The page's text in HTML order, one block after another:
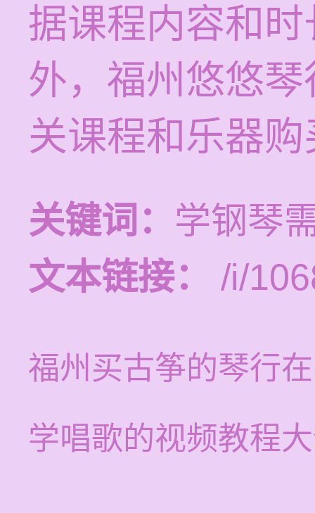
据课程内容和
外，福州悠悠
关课程和乐器
关键词： 学钢琴
文本链接：
/i/
福州买古筝的琴行
学唱歌的视频教程